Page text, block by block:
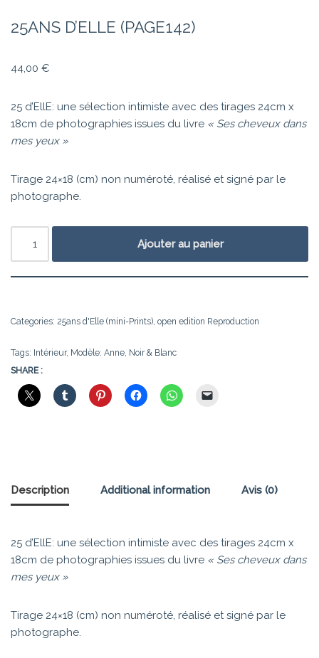
25ANS D’ELLE (PAGE142)
44,00 €
25 d’EllE: une sélection intimiste avec des tirages 24cm x
18cm de photographies issues du livre « Ses cheveux dans
mes yeux »
Tirage 24×18 (cm) non numéroté, réalisé et signé par le
photographe.
Ajouter au panier
Categories: 25ans d'Elle (mini-Prints), open edition Reproduction
Tags: Intérieur, Modèle: Anne, Noir & Blanc
SHARE :
Description Additional information Avis (0)
25 d’EllE: une sélection intimiste avec des tirages 24cm x
18cm de photographies issues du livre « Ses cheveux dans
mes yeux »
Tirage 24×18 (cm) non numéroté, réalisé et signé par le
photographe.